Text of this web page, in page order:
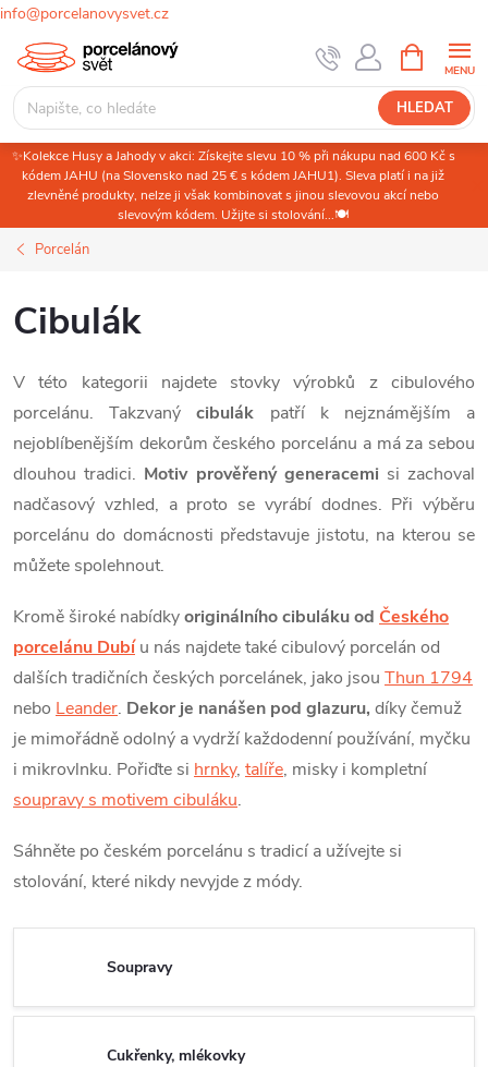
info@porcelanovysvet.cz
Přejít
obsah
HLEDAT
NÁKUPNÍ
KOŠÍK
✨Kolekce Husy a Jahody v akci: Získejte slevu 10 % při nákupu nad 600 Kč s
kódem JAHU (na Slovensko nad 25 € s kódem JAHU1). Sleva platí i na již
zlevněné produkty, nelze ji však kombinovat s jinou slevovou akcí nebo
slevovým kódem. Užijte si stolování...🍽️
Porcelán
Cibulák
V této kategorii najdete stovky výrobků z cibulového
porcelánu. Takzvanýcibulák patří k nejznámějším a
nejoblíbenějším dekorům českého porcelánu a má za sebou
dlouhou tradici. Motiv prověřený generacemi si zachoval
nadčasový vzhled, a proto se vyrábí dodnes. Při výběru
porcelánu do domácnosti představuje jistotu, na kterou se
můžete spolehnout.
Kromě široké nabídkyoriginálního cibuláku od Českého
porcelánu Dubíu nás najdete také cibulový porcelán od
dalších tradičních českých porcelánek, jako jsou Thun 1794
nebo Leander. Dekor je nanášen pod glazuru, díky čemuž
je mimořádně odolný a vydrží každodenní používání, myčku
i mikrovlnku. Pořiďte si hrnky, talíře, misky i kompletní
soupravy s motivem cibuláku.
Sáhněte po českém porcelánu s tradicí a užívejte si
stolování, které nikdy nevyjde z módy.
Soupravy
Cukřenky, mlékovky